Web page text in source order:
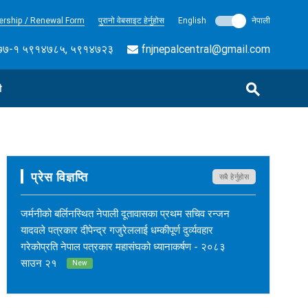
/ Renewal Form पुरानो वेबसाइट हेर्नुहोस English नेपाली
१ ५९१४७८५, ५९१४७२३ fnjnepalcentral@gmail.com
प्रेस विज्ञप्ति सबै हेर्नुहोस
जर्मनीको बर्लिनस्थित नेपाली दूतावासका प्रथम सचिव रन्जन
यादवले पत्रकार दीपेन्द्र गजुरेललाई धम्कीपूर्ण दुर्व्यवहार
गरेकोप्रति नेपाल पत्रकार महासंघको ध्यानाकर्षण - २०८३
साउन २१
New
नेपाल कर्म अनलाइनका सम्पादक सुशीलकुमार खड्काको